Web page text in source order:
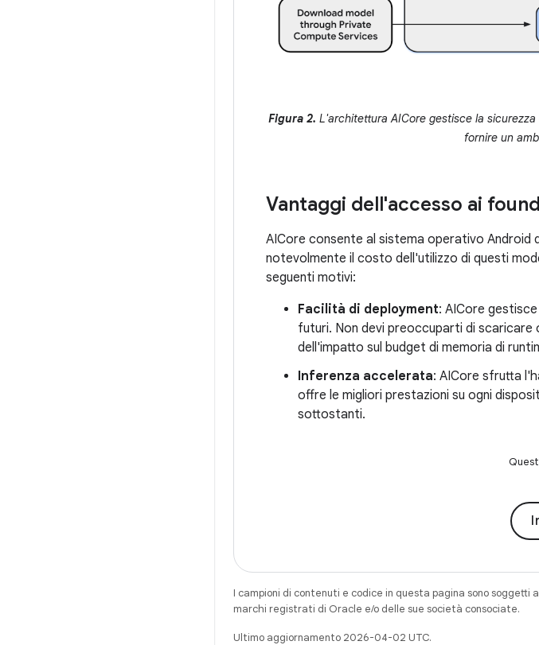
Figura 2. L'architettura AICore gestisce la
fornire un
Vantaggi dell'accesso ai
AICore consente al sistema operativo Android
notevolmente il costo dell'utilizzo di questi
seguenti motivi:
Facilità di deployment: AICore
futuri. Non devi preoccuparti di scaricare
dell'impatto sul budget di memoria di
Inferenza accelerata: AICore sfrutta
offre le migliori prestazioni su ogni
sottostanti.
I campioni di contenuti e codice in questa pagina sono soggetti
marchi registrati di Oracle e/o delle sue società consociate.
Ultimo aggiornamento 2026-04-02 UTC.